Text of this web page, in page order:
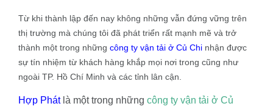
Từ khi thành lập đến nay không những vẫn đứng vững trên
thị trường mà chúng tôi đã phát triển rất mạnh mẽ và trở
thành một trong những công ty vận tải ở Củ Chi nhận được
sự tín nhiệm từ khách hàng khắp mọi nơi trong cũng như
ngoài TP. Hồ Chí Minh và các tỉnh lân cận.
Hợp Phátlà một trong những công ty vận tải ở Củ